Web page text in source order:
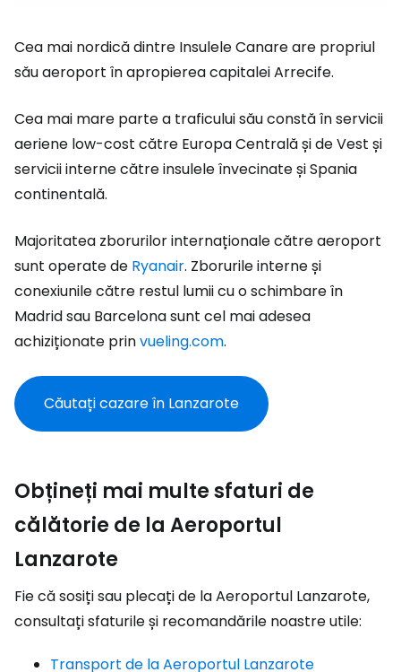
Cea mai nordică dintre Insulele Canare are propriul
său aeroport în apropierea capitalei Arrecife.
Cea mai mare parte a traficului său constă în servicii
aeriene low-cost către Europa Centrală și de Vest și
servicii interne către insulele învecinate și Spania
continentală.
Majoritatea zborurilor internaționale către aeroport
sunt operate de Ryanair. Zborurile interne și
conexiunile către restul lumii cu o schimbare în
Madrid sau Barcelona sunt cel mai adesea
achiziționate prinvueling.com.
Căutați cazare în Lanzarote
Obțineți mai multe sfaturi de
călătorie de la Aeroportul
Lanzarote
Fie că sosiți sau plecați de la Aeroportul Lanzarote,
consultați sfaturile și recomandările noastre utile:
Transport de la Aeroportul Lanzarote